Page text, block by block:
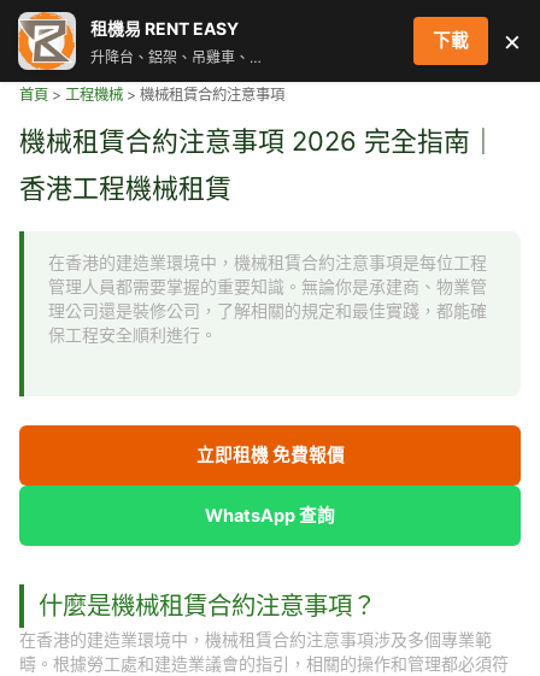
首頁 > 工程機械 > 機械租賃合約注意事項
機械租賃合約注意事項 2026 完全指南｜
香港工程機械租賃
在香港的建造業環境中，機械租賃合約注意事項是每位工程
管理人員都需要掌握的重要知識。無論你是承建商、物業管
理公司還是裝修公司，了解相關的規定和最佳實踐，都能確
保工程安全順利進行。
立即租機 免費報價
WhatsApp 查詢
什麼是機械租賃合約注意事項？
在香港的建造業環境中，機械租賃合約注意事項涉及多個專業範
疇。根據勞工處和建造業議會的指引，相關的操作和管理都必須符
租機易 RENT EASY
升降台、鋁架、吊雞車、街燈車 即時叫車配對服務
下載 ×